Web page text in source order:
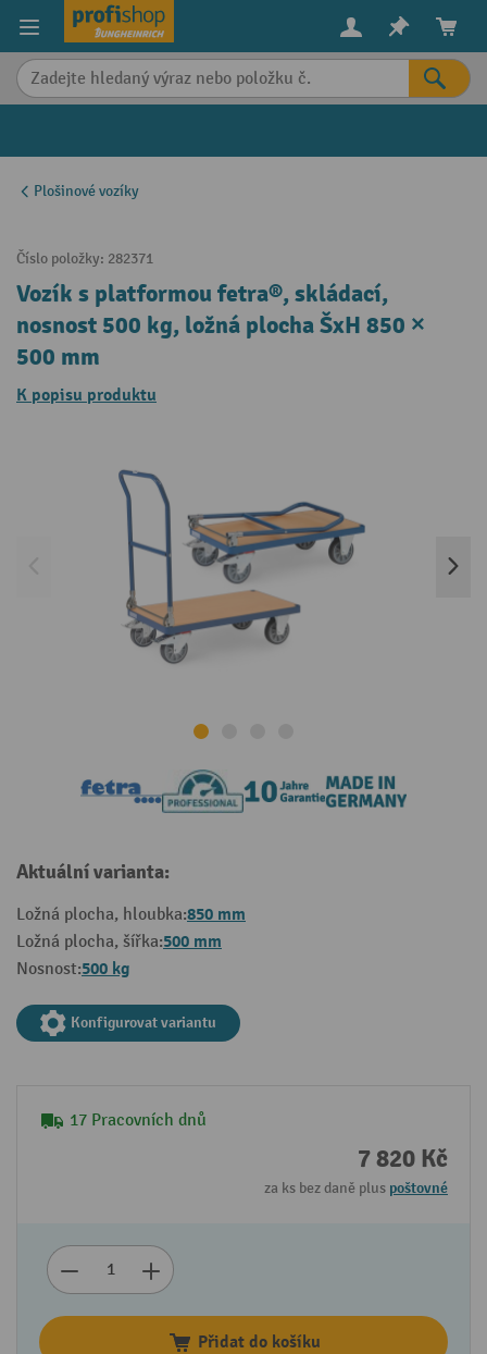
content
Plošinové vozíky
Číslo položky: 282371
Vozík s platformou fetra®, skládací,
nosnost 500 kg, ložná plocha ŠxH 850 ×
500 mm
K popisu produktu
Aktuální varianta:
Ložná plocha, hloubka:850 mm
Ložná plocha, šířka:500 mm
Nosnost:500 kg
Konfigurovat variantu
17 Pracovních dnů
7 820 Kč
za ks bez daně plus poštovné
Přidat do košíku